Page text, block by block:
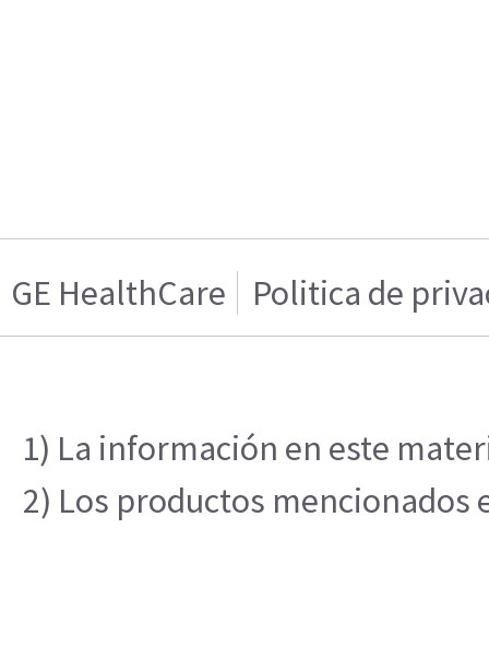
GE HealthCare Politica de
1) La información en este
2) Los productos mencionados